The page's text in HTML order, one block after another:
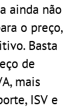
ainda não
o preço,
Basta
de
mais
ISV e